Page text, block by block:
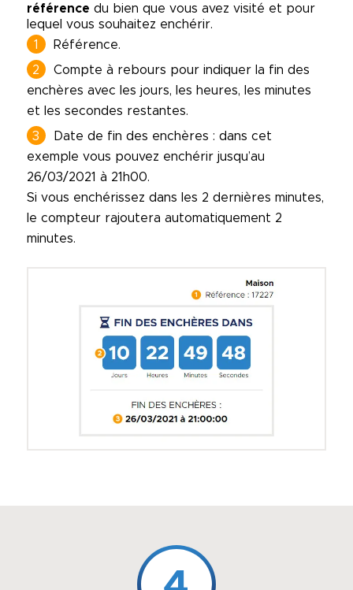
référence du bien que vous avez visité et pour
lequel vous souhaitez enchérir.
Référence.
Compte à rebours pour indiquer la fin des
enchères avec les jours, les heures, les minutes
et les secondes restantes.
Date de fin des enchères : dans cet
exemple vous pouvez enchérir jusqu’au
26/03/2021 à 21h00.
Si vous enchérissez dans les 2 dernières minutes,
le compteur rajoutera automatiquement 2
minutes.